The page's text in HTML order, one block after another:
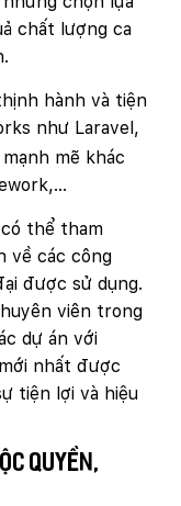
chất lượng ca
hành và tiện
như Laravel,
mẽ khác
thể tham
về các công
được sử dụng.
viên trong
dự án với
nhất được
tiện lợi và hiệu
quyền,